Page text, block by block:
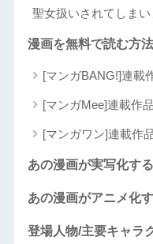
聖女扱いされてしま
漫画を無料で読む方
[マンガBANG!]連載
[マンガMee]連載作
[マンガワン]連載作
あの漫画が実写化す
あの漫画がアニメ化
登場人物/主要キャラ